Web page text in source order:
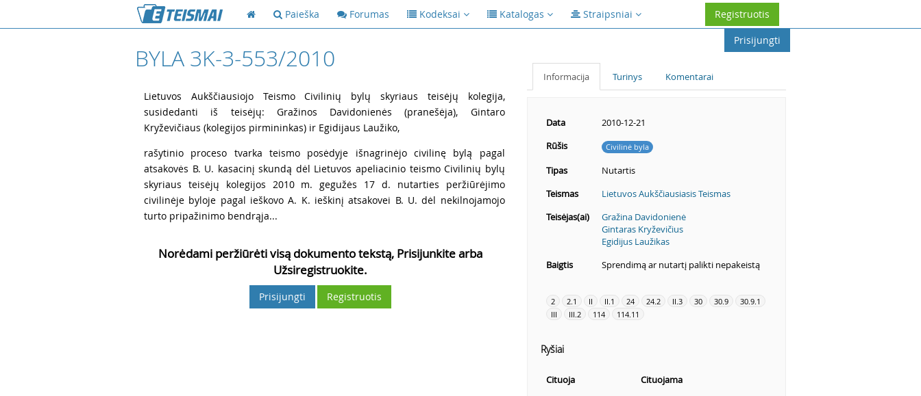
Paieška Forumas Kodeksai Katalogas Straipsniai
Registruotis
Prisijungti
BYLA 3K-3-553/2010
Lietuvos Aukščiausiojo Teismo Civilinių bylų skyriaus teisėjų kolegija,
susidedanti iš teisėjų: Gražinos Davidonienės (pranešėja), Gintaro
Kryževičiaus (kolegijos pirmininkas) ir Egidijaus Laužiko,
rašytinio proceso tvarka teismo posėdyje išnagrinėjo civilinę bylą pagal
atsakovės B. U. kasacinį skundą dėl Lietuvos apeliacinio teismo Civilinių bylų
skyriaus teisėjų kolegijos 2010 m. gegužės 17 d. nutarties peržiūrėjimo
civilinėje byloje pagal ieškovo A. K. ieškinį atsakovei B. U. dėl nekilnojamojo
turto pripažinimo bendrąja...
Norėdami peržiūrėti visą dokumento tekstą, Prisijunkite arba
Užsiregistruokite.
Prisijungti Registruotis
Informacija Turinys Komentarai
Data
2010-12-21
Rūšis
Civilinė byla
Tipas
Nutartis
Teismas
Lietuvos Aukščiausiasis Teismas
Teisėjas(ai)
Gražina Davidonienė
Gintaras Kryževičius
Egidijus Laužikas
Baigtis
Sprendimą ar nutartį palikti nepakeistą
2 2.1 II II.1 24 24.2 II.3 30 30.9
30.9.1
III
III.2 114 114.11
Ryšiai
Cituoja
Cituojama